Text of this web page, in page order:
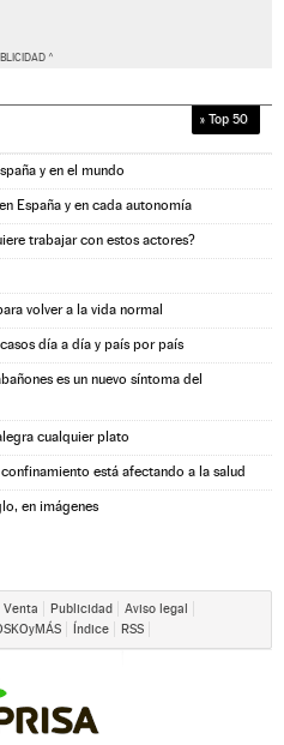
» Top 50
y en el mundo
España y en cada autonomía
trabajar con estos actores?
volver a la vida normal
día a día y país por país
es un nuevo síntoma del
cualquier plato
está afectando a la salud
en imágenes
Venta Publicidad
Aviso legal
Índice RSS